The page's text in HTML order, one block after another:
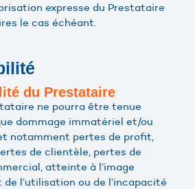
expresse du Prestataire
le cas échéant.
du Prestataire
ne pourra être tenue
dommage immatériel et/ou
notamment pertes de profit,
de clientèle, pertes de
atteinte à l’image
l’utilisation ou de l’incapacité